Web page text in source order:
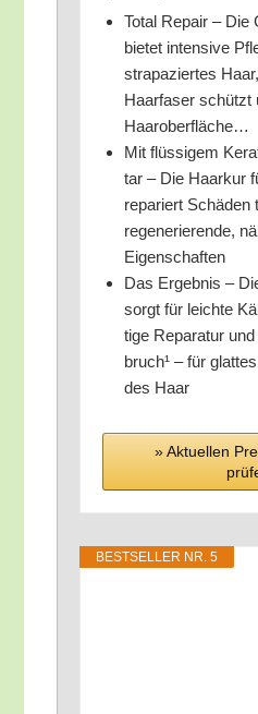
Total Repair –
bie­tet inten­si­ve
stra­pa­zier­tes
Haar­fa­ser schützt
Haaroberfläche…
Mit flüs­si­gem
tar – Die Haar­kur
repa­riert Schä­den
rege­ne­rie­ren­de,
Eigenschaften
Das Ergeb­nis –
sorgt für leich­te
ti­ge Repa­ra­tur
bruch¹ – für
des Haar
» Aktu­el­len
BEST­SEL­LER NR. 5